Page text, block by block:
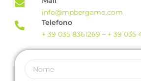
info@mpbergamo.com
Telefono
+ 39 035 8361269 – + 39 035